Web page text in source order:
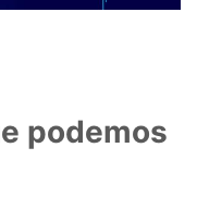
podemos